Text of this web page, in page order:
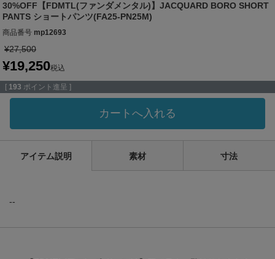
30%OFF【FDMTL(ファンダメンタル)】JACQUARD BORO SHORT
PANTS ショートパンツ(FA25-PN25M)
商品番号 mp12693
¥27,500
¥19,250税込
[ 193 ポイント進呈 ]
カートへ入れる
アイテム説明 素材 寸法
--